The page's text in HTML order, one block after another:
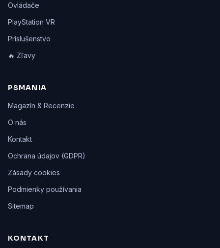
Ovládače
PlayStation VR
Príslušenstvo
🔥 Zľavy
PSMANIA
Magazín & Recenzie
O nás
Kontakt
Ochrana údajov (GDPR)
Zásady cookies
Podmienky používania
Sitemap
KONTAKT